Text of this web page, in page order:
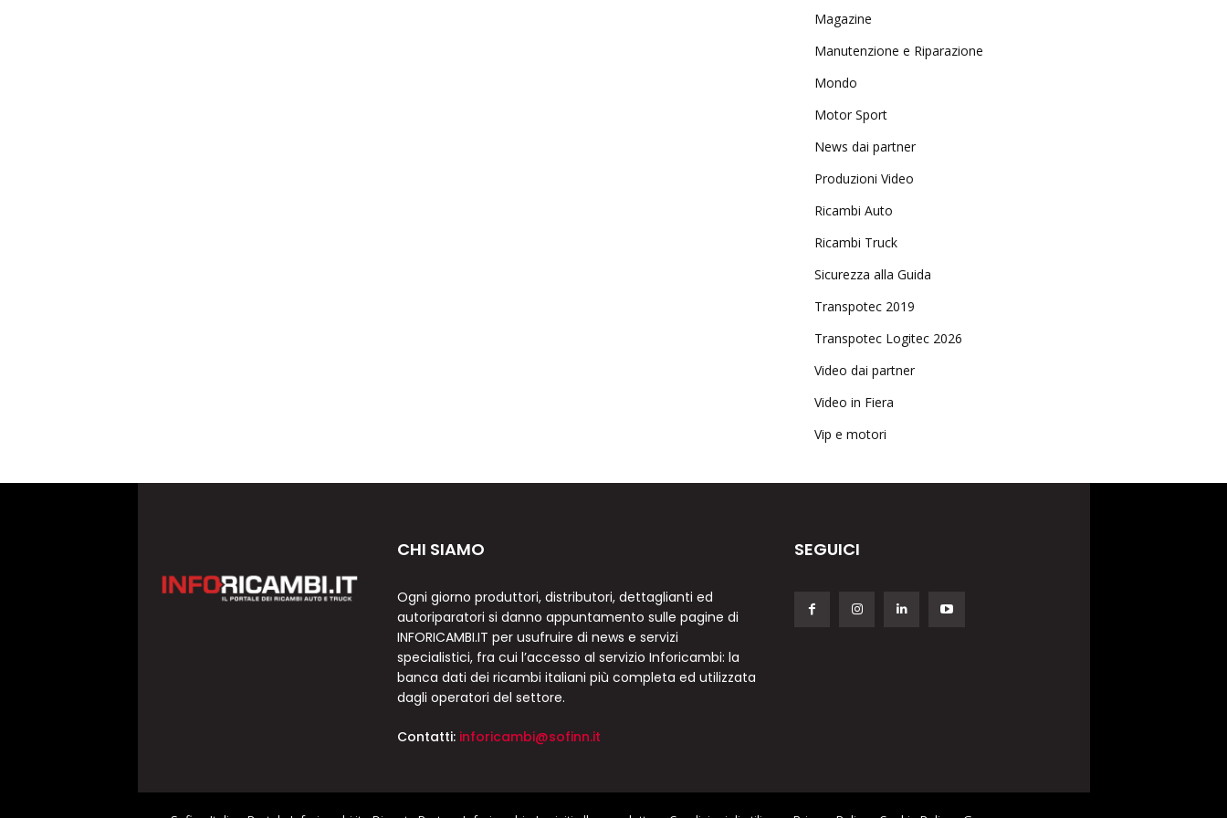
Magazine
Manutenzione e Riparazione
Mondo
Motor Sport
News dai partner
Produzioni Video
Ricambi Auto
Ricambi Truck
Sicurezza alla Guida
Transpotec 2019
Transpotec Logitec 2026
Video dai partner
Video in Fiera
Vip e motori
CHI SIAMO
Ogni giorno produttori, distributori, dettaglianti ed
autoriparatori si danno appuntamento sulle pagine di
INFORICAMBI.IT per usufruire di news e servizi
specialistici, fra cui l’accesso al servizio Inforicambi: la
banca dati dei ricambi italiani più completa ed utilizzata
dagli operatori del settore.
Contatti: inforicambi@sofinn.it
SEGUICI